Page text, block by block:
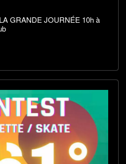
GRANDE JOURNÉE 10h à